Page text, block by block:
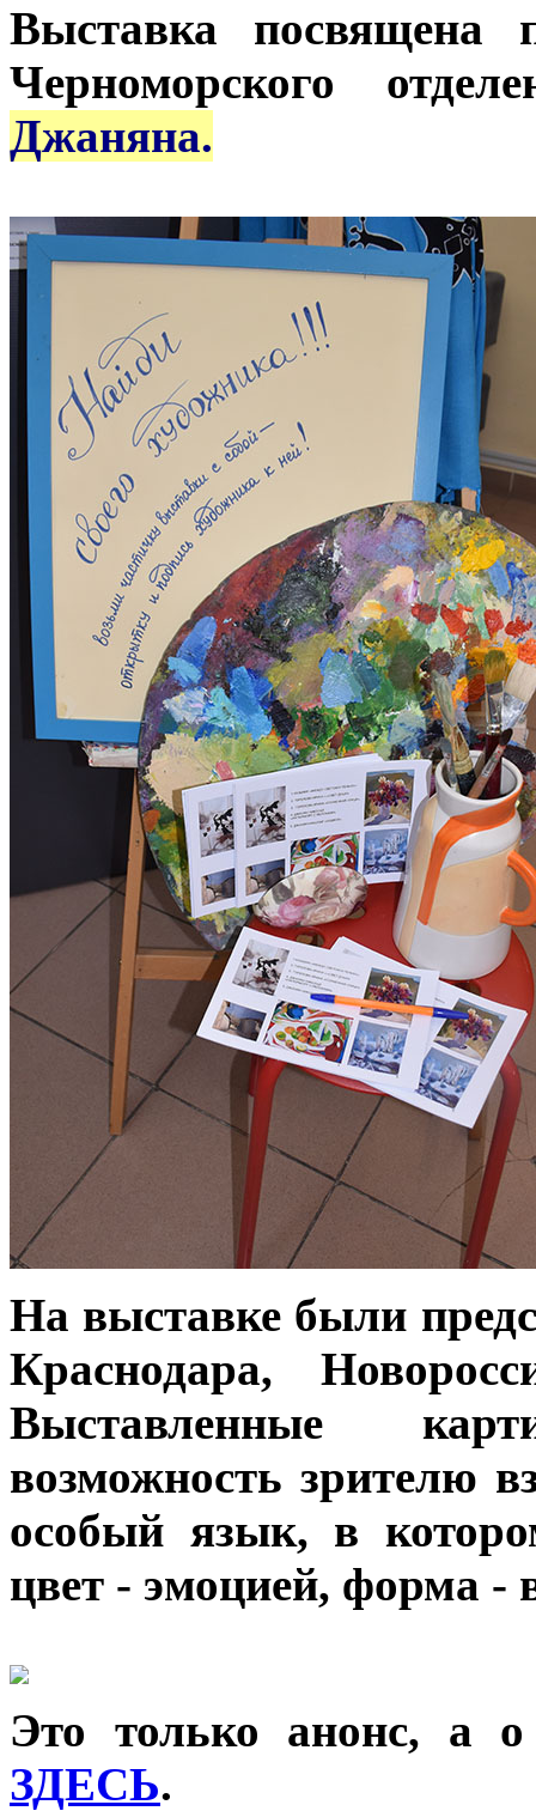
Выставка посвящена
Черноморского
Джаняна.
На выставке были
Краснодара,
Выставленные
возможность зрителю
особый язык, в
цвет - эмоцией, форма -
Это только анонс, а
ЗДЕСЬ.